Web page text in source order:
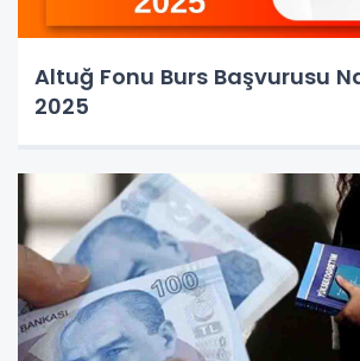
Altuğ Fonu Burs Başvurusu
2025